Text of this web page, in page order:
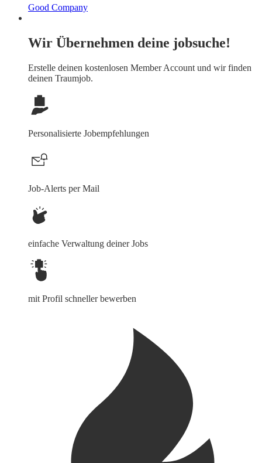
Good Company
Wir Übernehmen deine jobsuche!
Erstelle deinen kostenlosen Member Account und wir finden
deinen Traumjob.
Personalisierte Jobempfehlungen
Job-Alerts per Mail
einfache Verwaltung deiner Jobs
mit Profil schneller bewerben